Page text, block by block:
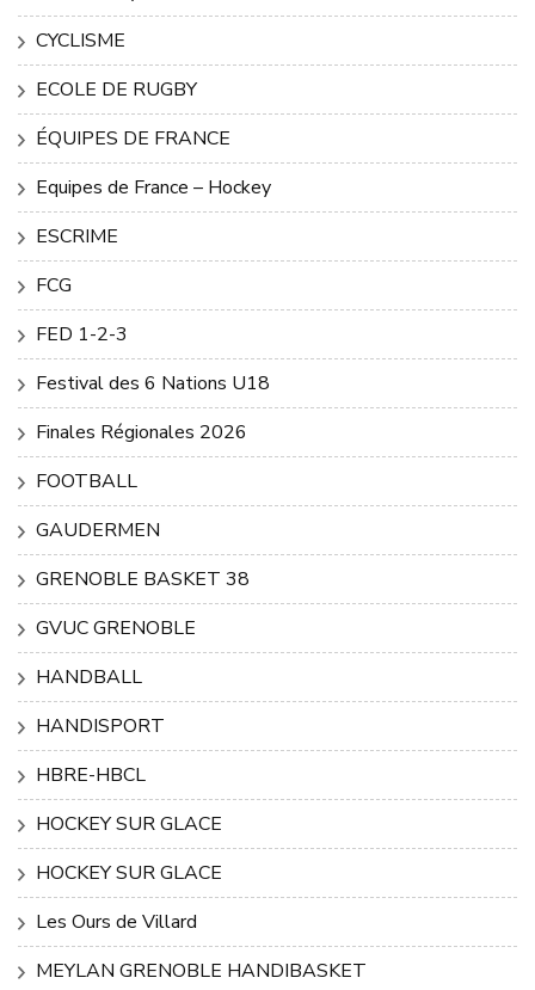
CYCLISME
ECOLE DE RUGBY
ÉQUIPES DE FRANCE
Equipes de France – Hockey
ESCRIME
FCG
FED 1-2-3
Festival des 6 Nations U18
Finales Régionales 2026
FOOTBALL
GAUDERMEN
GRENOBLE BASKET 38
GVUC GRENOBLE
HANDBALL
HANDISPORT
HBRE-HBCL
HOCKEY SUR GLACE
HOCKEY SUR GLACE
Les Ours de Villard
MEYLAN GRENOBLE HANDIBASKET